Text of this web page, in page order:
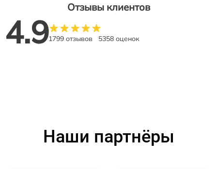
Отзывы клиентов
4.91799 отзывов 5358 оценок
Наши партнёры